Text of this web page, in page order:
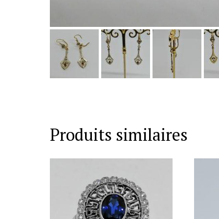
Produits similaires